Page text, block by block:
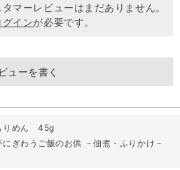
マーレビューはまだありません。
グインが必要です。
ューを書く
りめん 45g
にぎわうご飯のお供 －佃煮・ふりかけ－